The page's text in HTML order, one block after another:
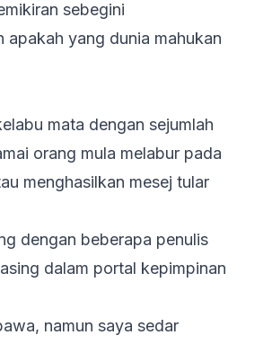
sebegini
apakah yang dunia mahukan
mata dengan sejumlah
orang mula melabur pada
menghasilkan mesej tular
dengan beberapa penulis
dalam portal kepimpinan
namun saya sedar